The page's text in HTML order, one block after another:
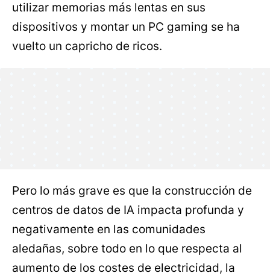
utilizar memorias más lentas en sus
dispositivos y montar un PC gaming se ha
vuelto un capricho de ricos.
Pero lo más grave es que la construcción de
centros de datos de IA impacta profunda y
negativamente en las comunidades
aledañas, sobre todo en lo que respecta al
aumento de los costes de electricidad, la